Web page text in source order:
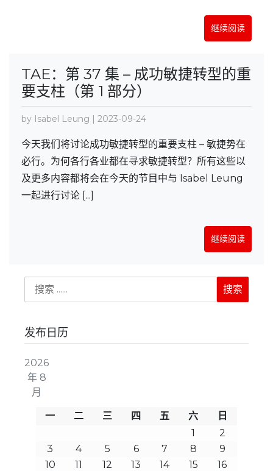
继续阅读
TAE：第 37 集 – 成功敏捷转型的重
要支柱（第 1 部分）
by Isabel Leung | 2023-09-24
今天我们将讨论成功敏捷转型的重要支柱 – 敏捷势在
必行。为何各行各业都在寻求敏捷转型？所有这些以
及更多内容都将会在今天的节目中与 Isabel Leung
一起进行讨论 [...]
继续阅读
发布日历
2026
年 8
月
一 二 三 四 五 六
日
1
2
3
4 5 6 7 8
9
10
11 12 13 14 15 16